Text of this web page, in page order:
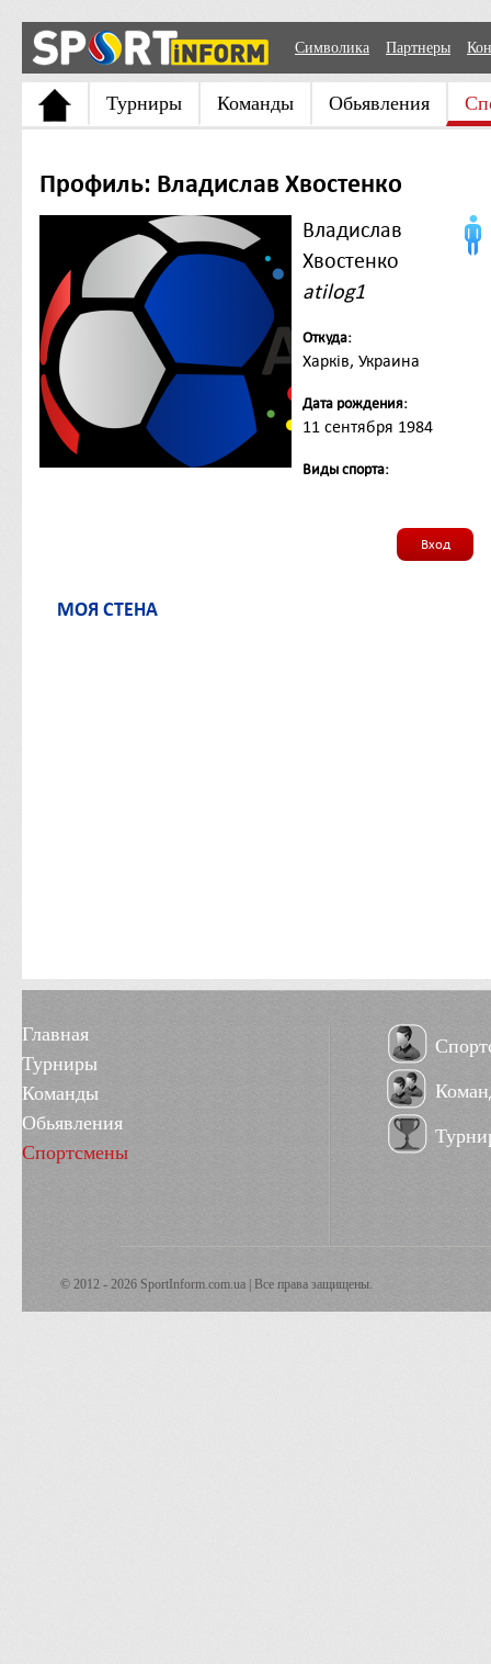
Символика Партнеры
Турниры Команды Обьявления
Профиль: Владислав Хвостенко
Владислав
Хвостенко
atilog1
Откуда:
Харків, Украина
Дата рождения:
11 сентября 1984
Виды спорта:
Вход
МОЯ СТЕНА
Главная
Турниры
Команды
Обьявления
Спортсмены
© 2012 - 2026 SportInform.com.ua | Все права защищены.